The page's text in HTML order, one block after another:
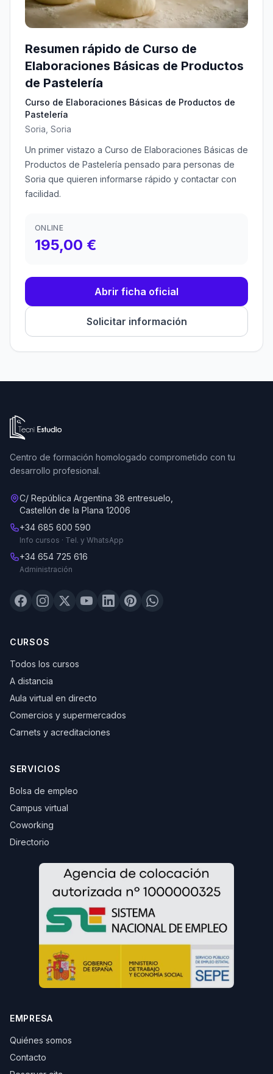
Resumen rápido de Curso de
Elaboraciones Básicas de Productos
de Pastelería
Curso de Elaboraciones Básicas de Productos de
Pastelería
Soria, Soria
Un primer vistazo a Curso de Elaboraciones Básicas de
Productos de Pastelería pensado para personas de
Soria que quieren informarse rápido y contactar con
facilidad.
ONLINE
195,00 €
Abrir ficha oficial
Solicitar información
Ir a la página de inicio de Tecni Estudio
Centro de formación homologado comprometido con tu
desarrollo profesional.
C/ República Argentina 38 entresuelo,
Castellón de la Plana 12006
+34 685 600 590
Info cursos · Tel. y WhatsApp
+34 654 725 616
Administración
CURSOS
Todos los cursos
A distancia
Aula virtual en directo
Comercios y supermercados
Carnets y acreditaciones
SERVICIOS
Bolsa de empleo
Campus virtual
Coworking
Directorio
EMPRESA
Quiénes somos
Contacto